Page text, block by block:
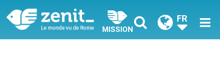
MISSION
FR